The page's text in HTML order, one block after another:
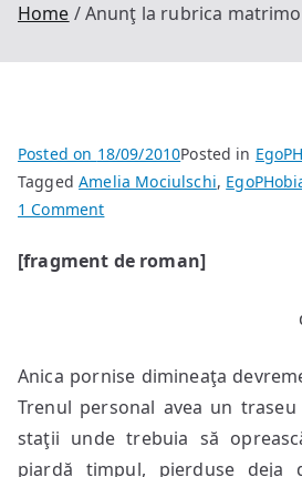
Home Anunţ la rubrica
Posted on 18/09/2010Posted in
TaggedAmelia Mociulschi,
1 Commenton
la
[fragment de roman]
Anica pornise dimineaţa
Trenul personal avea un
staţii unde trebuia să
piardă timpul, pierduse deja